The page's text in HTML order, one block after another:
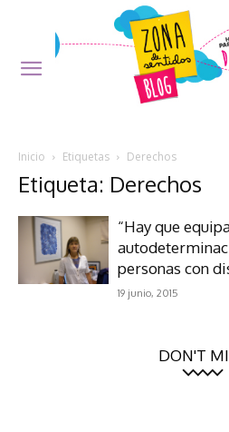
Inicio Etiquetas Derechos
Etiqueta: Derechos
“Hay que
personas con
19 junio, 2015
DON'T